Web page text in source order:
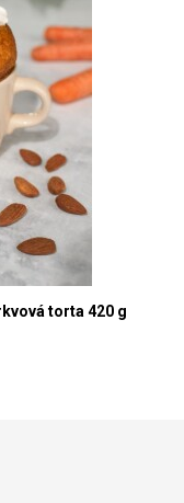
torta 420 g